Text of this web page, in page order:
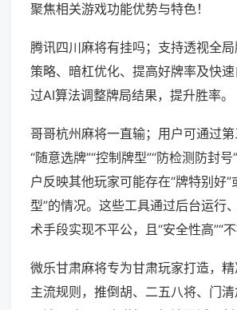
聚焦相关游戏功能优势与特色！
腾讯四川麻将有挂吗；支持透视全
策略、暗杠优化、提高好牌率及快
过AI算法调整牌局结果，提升胜率。
哥哥杭州麻将一直输；用户可通过
“随意选牌”“控制牌型”“防检测防封
户反映其他玩家可能存在“牌特别好”
型”的情况。这些工具通过后台运行
术手段实现不平公，且“安全性高”“不
微乐甘肃麻将专为甘肃玩家打造，
主流规则，推倒胡、二五八将、门